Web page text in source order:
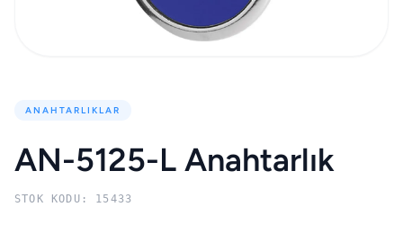
ANAHTARLIKLAR
AN-5125-L Anahtarlık
STOK KODU: 15433